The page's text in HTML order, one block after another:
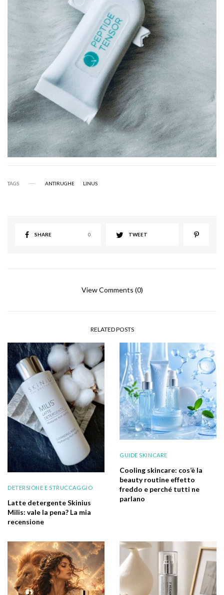
TAGS ANTIRUGHE LINUS
SHARE 0 TWEET
View Comments (0)
RELATED POSTS
DETERSIONE E STRUCCAGGIO
Latte detergente Skinius
Milis: vale la pena? La mia
recensione
GUIDE SKINCARE
Cooling skincare: cos’è la
beauty routine effetto
freddo e perché tutti ne
parlano